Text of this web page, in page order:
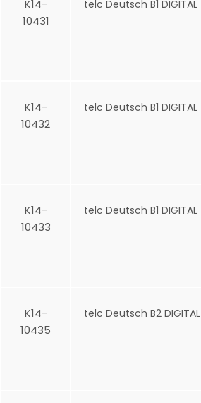
K14-
10431
telc Deutsch B1 DIGITAL
K14-
10432
telc Deutsch B1 DIGITAL
K14-
10433
telc Deutsch B1 DIGITAL
K14-
10435
telc Deutsch B2 DIGITAL